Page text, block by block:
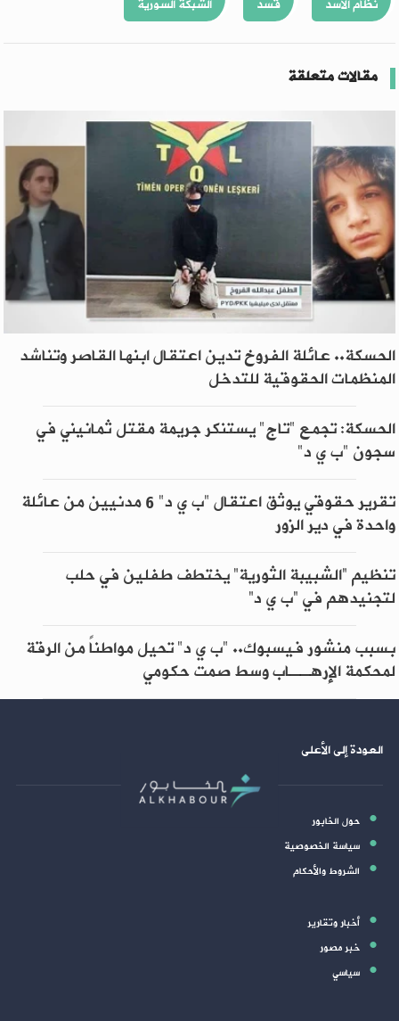
مقالات متعلقة
الحسكة.. عائلة الفروخ تدين اعتقال ابنها القاصر وتناشد
المنظمات الحقوقية للتدخل
الحسكة: تجمع "تاج" يستنكر جريمة مقتل ثمانيني في
سجون "ب ي د"
تقرير حقوقي يوثق اعتقال "ب ي د" 6 مدنيين من عائلة
واحدة في دير الزور
تنظيم “الشبيبة الثورية” يختطف طفلين في حلب
لتجنيدهم في “ب ي د”
بسبب منشور فيسبوك.. "ب ي د" تحيل مواطناً من الرقة
لمحكمة الإرهــاب وسط صمت حكومي
العودة إلى الأعلى
حول الخابور
سياسة الخصوصية
الشروط والأحكام
أخبار وتقارير
خبر مصور
سياسي